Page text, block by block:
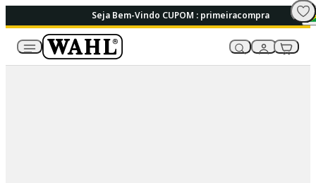
Seja Bem-Vindo CUPOM : primeiracompra